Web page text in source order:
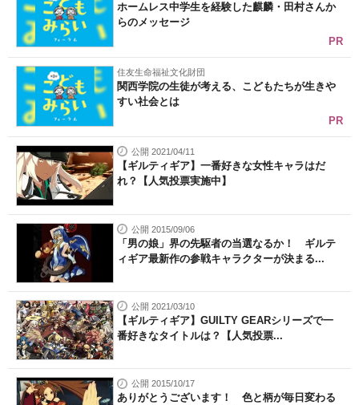
ホームレス中学生を経験した麒麟・田村さんか
らのメッセージ
PR
住友生命福祉文化財団
関西学院の生徒が考える、こどもたちが生きや
すい社会とは
PR
公開 2021/04/11
【ギルティギア】一番好きな女性キャラはだ
れ？【人気投票実施中】
公開 2015/09/06
「男の娘」界の先駆者の当選なるか！ ギルテ
ィギア最新作の参戦キャラクターが決まる...
公開 2021/03/10
【ギルティギア】GUILTY GEARシリーズで一
番好きなタイトルは？【人気投票...
公開 2015/10/17
ありがとうございます！ 色と柄が毎日変わる